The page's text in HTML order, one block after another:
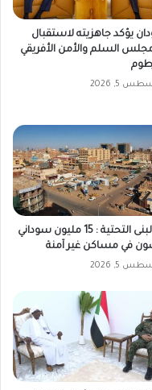
يؤكد جاهزيته لاستقبال
السلم والأمن الأفريقي
5, 2026
وزير البنى التحتية : 15 مليون سوداني
في مساكن غير آمنة
5, 2026